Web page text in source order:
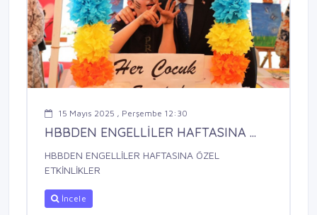
15 Mayıs 2025 , Perşembe 12:30
HBBDEN ENGELLİLER HAFTASINA ...
HBBDEN ENGELLİLER HAFTASINA ÖZEL
ETKİNLİKLER
İncele